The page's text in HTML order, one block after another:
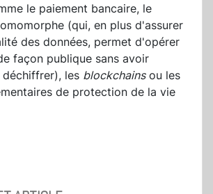
le paiement bancaire, le
(qui, en plus d'assurer
des données, permet d'opérer
façon publique sans avoir
les blockchainsou les
de protection de la vie